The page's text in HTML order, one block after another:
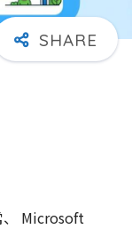
、 Microsoft